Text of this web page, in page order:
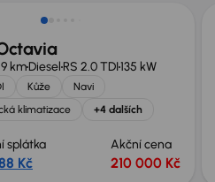
kmDiesel RS 2.0 TDI135 kW
Kůže
Navi
klimatizace
+4 dalších
splátka
Kč
Akční cena
210 000 Kč
o 60 000 Kč